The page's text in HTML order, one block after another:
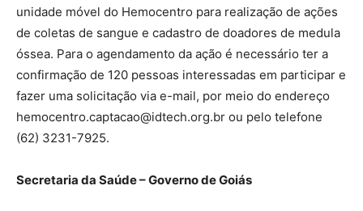
unidade móvel do Hemocentro para realização de ações
de coletas de sangue e cadastro de doadores de medula
óssea. Para o agendamento da ação é necessário ter a
confirmação de 120 pessoas interessadas em participar e
fazer uma solicitação via e-mail, por meio do endereço
hemocentro.captacao@idtech.org.br ou pelo telefone
(62) 3231-7925.
Secretaria da Saúde – Governo de Goiás